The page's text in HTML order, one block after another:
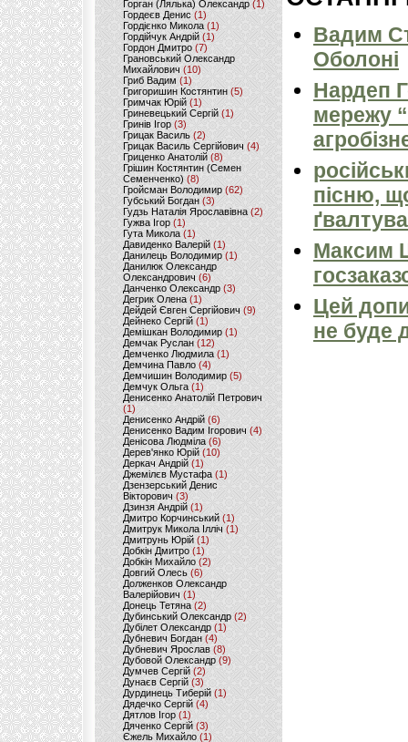
Горган (Лялька) Олександр(1)
Гордеєв Денис (1)
Гордієнко Микола (1)
Гордійчук Андрій (1)
Гордон Дмитро (7)
Грановський Олександр
Михайлович (10)
Гриб Вадим (1)
Григоришин Костянтин (5)
Гримчак Юрій(1)
Гриневецький Сергій(1)
Гринів Ігор (3)
Грицак Василь (2)
Грицак Василь Сергійович (4)
Гриценко Анатолій (8)
Грішин Костянтин (Семен
Семенченко)(8)
Гройсман Володимир(62)
Губський Богдан (3)
Гудзь Наталія Ярославівна(2)
Гужва Ігор (1)
Гута Микола (1)
Давиденко Валерій (1)
Данилець Володимир(1)
Данилюк Олександр
Олександрович (6)
Данченко Олександр (3)
Дегрик Олена(1)
Дейдей Євген Сергійович(9)
Дейнеко Сергій (1)
Демішкан Володимир(1)
Демчак Руслан (12)
Демченко Людмила (1)
Демчина Павло (4)
Демчишин Володимир (5)
Демчук Ольга(1)
Денисенко Анатолій Петрович
(1)
Денисенко Андрій (6)
Денисенко Вадим Ігорович (4)
Денісова Людміла(6)
Дерев'янко Юрій(10)
Деркач Андрій(1)
Джемілєв Мустафа (1)
Дзензерський Денис
Вікторович (3)
Дзинзя Андрій (1)
Дмитро Корчинський (1)
Дмитрук Микола Ілліч (1)
Дмитрунь Юрій (1)
Добкін Дмитро(1)
Добкін Михайло (2)
Довгий Олесь (6)
Долженков Олександр
Валерійович (1)
Донець Тетяна (2)
Дубинський Олександр(2)
Дубілет Олександр (1)
Дубневич Богдан (4)
Дубневич Ярослав (8)
Дубовой Олександр(9)
Думчев Сергій (2)
Дунаєв Сергій(3)
Дурдинець Тиберій (1)
Дядечко Сергій (4)
Дятлов Ігор (1)
Дяченко Сергій (3)
Єжель Михайло (1)
Вадим
Оболоні
Нардеп
мережу
пісню,
Максим
Цей
не буде